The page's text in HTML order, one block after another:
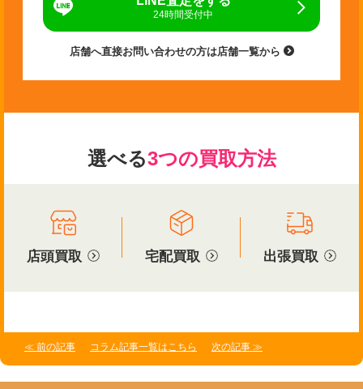
24時間受付中
店舗へ直接お問い合わせの方は店舗一覧から
選べる3つの買取方法
店頭買取 宅配買取 出張買取
≪ 前の記事 コラム記事一覧はこちら 次の記事 ≫